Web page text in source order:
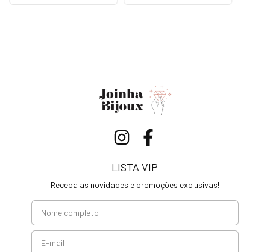
LISTA VIP
Receba as novidades e promoções exclusivas!